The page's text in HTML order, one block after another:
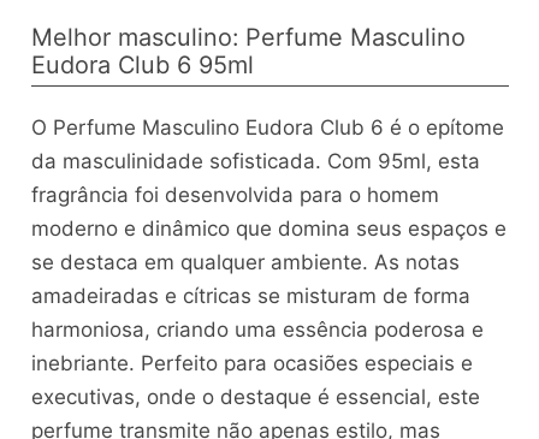
Melhor masculino: Perfume Masculino
Eudora Club 6 95ml
O Perfume Masculino Eudora Club 6 é o epítome
da masculinidade sofisticada. Com 95ml, esta
fragrância foi desenvolvida para o homem
moderno e dinâmico que domina seus espaços e
se destaca em qualquer ambiente. As notas
amadeiradas e cítricas se misturam de forma
harmoniosa, criando uma essência poderosa e
inebriante. Perfeito para ocasiões especiais e
executivas, onde o destaque é essencial, este
perfume transmite não apenas estilo, mas